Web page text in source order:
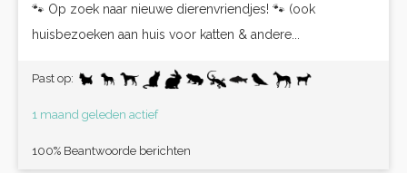
🐾 Op zoek naar nieuwe dierenvriendjes! 🐾 (ook
huisbezoeken aan huis voor katten & andere...
Past op:
1 maand geleden actief
100% Beantwoorde berichten